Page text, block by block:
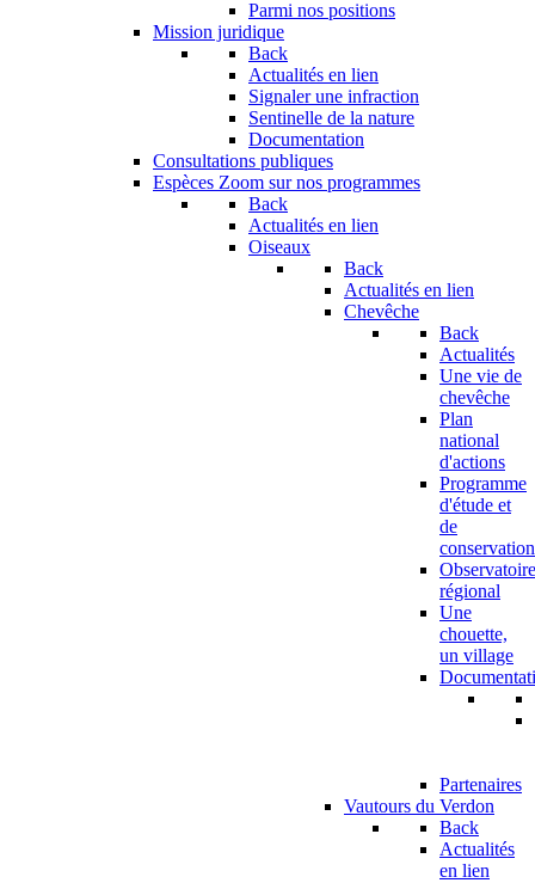
Parmi nos positions
Mission juridique
Back
Actualités en lien
Signaler une infraction
Sentinelle de la nature
Documentation
Consultations publiques
Espèces Zoom sur nos programmes
Back
Actualités en lien
Oiseaux
Back
Actualités en lien
Chevêche
Back
Actualités
Une vie de
chevêche
Plan
national
d'actions
Programme
d'étude et
de
conservation
Observatoire
régional
Une
chouette,
un village
Partenaires
Vautours du Verdon
Back
Actualités
en lien